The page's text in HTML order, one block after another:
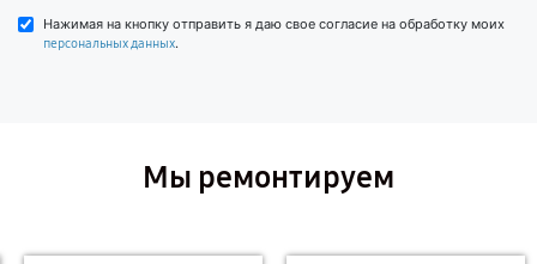
Нажимая на кнопку отправить я даю свое согласие на обработку моих
персональных данных.
Мы ремонтируем